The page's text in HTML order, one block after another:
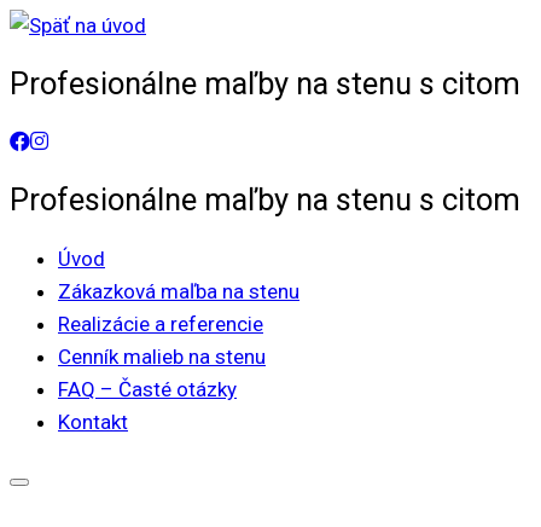
Skip
content
Profesionálne maľby na stenu s citom
Profesionálne maľby na stenu s citom
Úvod
Zákazková maľba na stenu
Realizácie a referencie
Cenník malieb na stenu
FAQ – Časté otázky
Kontakt